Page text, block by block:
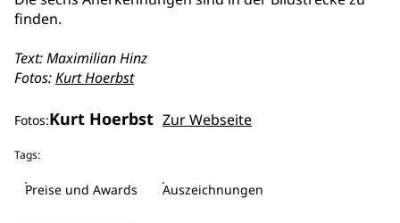
finden.
Text: Maximilian Hinz
Fotos:Kurt Hoerbst
Fotos:Kurt Hoerbst Zur Webseite
Tags:
Preise und Awards Auszeichnungen